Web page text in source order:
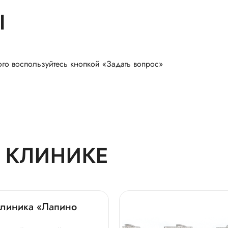
воспользуйтесь кнопкой «Задать вопрос»
«Лапино